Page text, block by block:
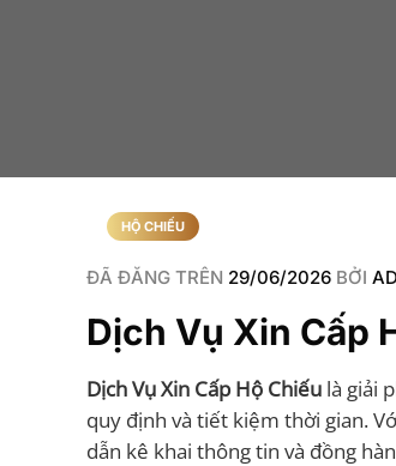
HỘ CHIẾU
ĐÃ ĐĂNG TRÊN 29/06/2026 BỞI
Dịch Vụ Xin Cấp
Dịch Vụ Xin Cấp Hộ Chiếu là giải
quy định và tiết kiệm thời gian.
dẫn kê khai thông tin và đồng